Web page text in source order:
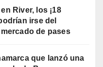
River, los ¡18
irse del
de pases
que lanzó una